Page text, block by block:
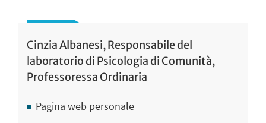
Cinzia Albanesi, Responsabile del
laboratorio di Psicologia di Comunità,
Professoressa Ordinaria
Pagina web personale